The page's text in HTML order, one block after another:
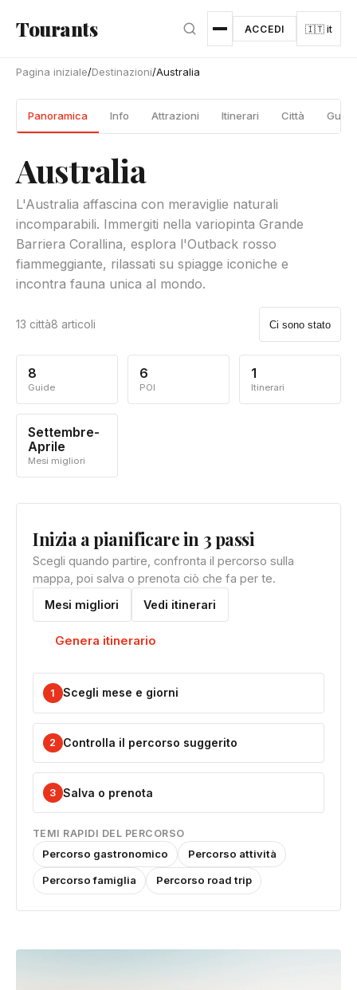
Tourants ACCEDI 🇮🇹 it
Pagina iniziale/Destinazioni/Australia
Panoramica Info Attrazioni Itinerari Città Guide
Australia
L'Australia affascina con meraviglie naturali
incomparabili. Immergiti nella variopinta Grande
Barriera Corallina, esplora l'Outback rosso
fiammeggiante, rilassati su spiagge iconiche e
incontra fauna unica al mondo.
13 città8 articoli Ci sono stato
8
Guide
6
POI
1
Itinerari
Settembre-
Aprile
Mesi migliori
Inizia a pianificare in 3 passi
Scegli quando partire, confronta il percorso sulla
mappa, poi salva o prenota ciò che fa per te.
Mesi migliori Vedi itinerari
Genera itinerario
1 Scegli mese e giorni
2 Controlla il percorso suggerito
3 Salva o prenota
TEMI RAPIDI DEL PERCORSO
Percorso gastronomico Percorso attività
Percorso famiglia Percorso road trip